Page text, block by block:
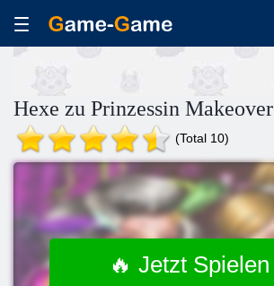
Hexe zu Prinzessin Makeover
(Total 10)
🔥 Jetzt Spielen